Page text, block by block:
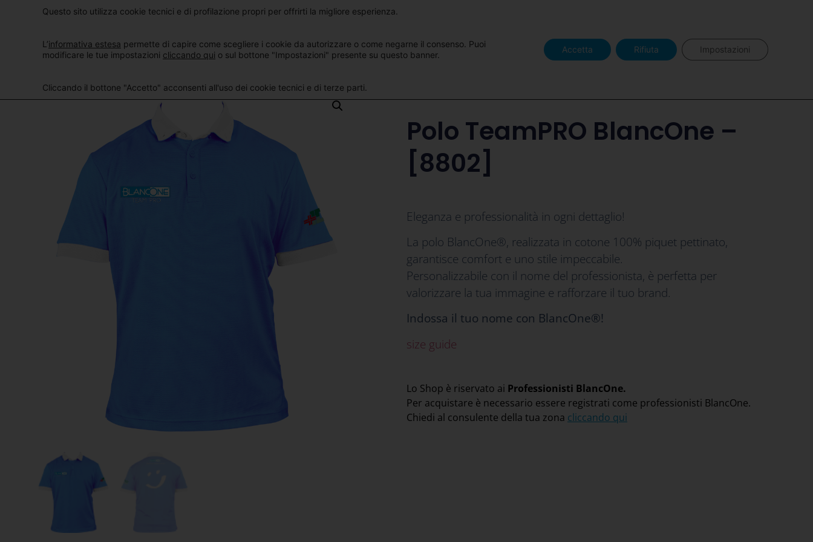
Polo TeamPRO BlancOne –
[8802]
Eleganza e professionalità in ogni dettaglio!
La polo BlancOne®, realizzata in cotone 100% piquet pettinato,
garantisce comfort e uno stile impeccabile.
Personalizzabile con il nome del professionista, è perfetta per
valorizzare la tua immagine e rafforzare il tuo brand.
Indossa il tuo nome con BlancOne®!
size guide
Lo Shop è riservato ai Professionisti BlancOne.
Per acquistare è necessario essere registrati come professionisti BlancOne.
Chiedi al consulente della tua zona cliccando qui
Questo sito utilizza cookie tecnici e di profilazione propri per offrirti la migliore esperienza.
L’informativa estesa permette di capire come scegliere i cookie da autorizzare o come negarne il consenso. Puoi
modificare le tue impostazioni cliccando qui o sul bottone "Impostazioni" presente su questo banner.
Cliccando il bottone "Accetto" acconsenti all'uso dei cookie tecnici e di terze parti.
Accetta Rifiuta Impostazioni